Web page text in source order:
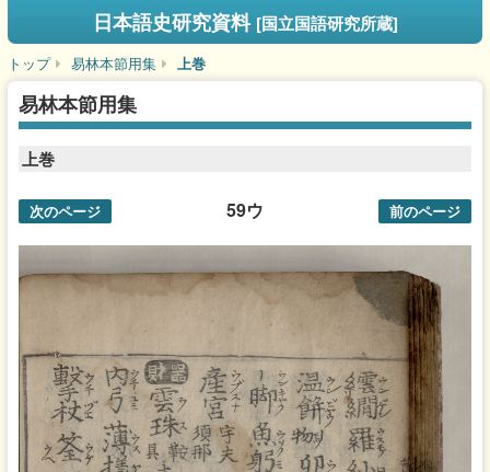
日本語史研究資料 [国立国語研究所蔵]
トップ 易林本節用集 上巻
易林本節用集
上巻
59ウ
次のページ 前のページ